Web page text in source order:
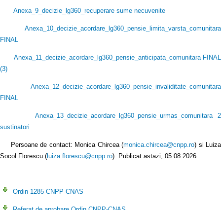
Anexa_9_decizie_lg360_recuperare sume necuvenite
Anexa_10_decizie_acordare_lg360_pensie_limita_varsta_comunitara
FINAL
Anexa_11_decizie_acordare_lg360_pensie_anticipata_comunitara FINAL
(3)
Anexa_12_decizie_acordare_lg360_pensie_invaliditate_comunitara
FINAL
Anexa_13_decizie_acordare_lg360_pensie_urmas_comunitara 2
sustinatori
Persoane de contact: Monica Chircea (monica.chircea@cnpp.ro) si Luiza
Socol Florescu ( luiza.florescu@cnpp.ro). Publicat astazi, 05.08.2026.
Ordin 1285 CNPP-CNAS